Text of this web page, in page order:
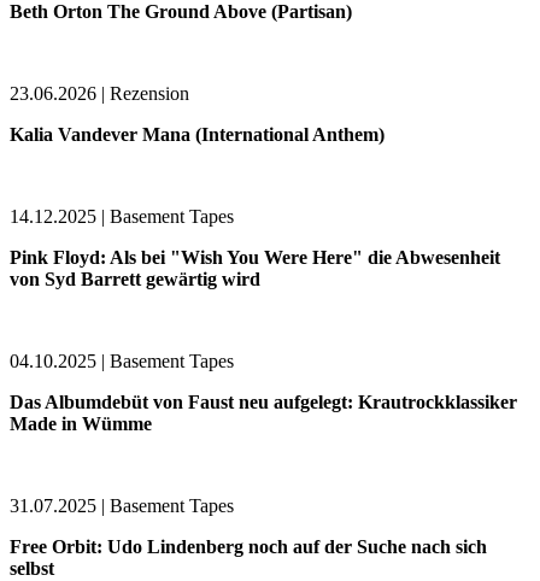
Beth Orton The Ground Above (Partisan)
23.06.2026 | Rezension
Kalia Vandever Mana (International Anthem)
14.12.2025 | Basement Tapes
Pink Floyd: Als bei "Wish You Were Here" die Abwesenheit
von Syd Barrett gewärtig wird
04.10.2025 | Basement Tapes
Das Albumdebüt von Faust neu aufgelegt: Krautrockklassiker
Made in Wümme
31.07.2025 | Basement Tapes
Free Orbit: Udo Lindenberg noch auf der Suche nach sich
selbst